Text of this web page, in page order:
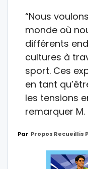
“Nous
monde où
différents
cultures à
sport. Ces
en tant
les tensions
remarquer M.
Par Propos Recueillis